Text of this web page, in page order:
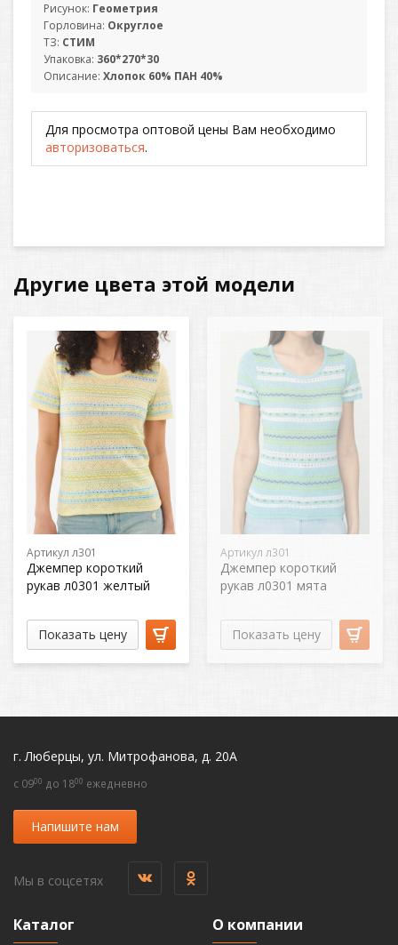
Рисунок: Геометрия
Горловина: Округлое
ТЗ: СТИМ
Упаковка: 360*270*30
Описание: Хлопок 60% ПАН 40%
Для просмотра оптовой цены Вам необходимо
авторизоваться.
Другие цвета этой модели
Артикул л301
Джемпер короткий
рукав л0301 желтый
Показать цену
Артикул л301
Джемпер короткий
рукав л0301 мята
Показать цену
г. Люберцы, ул. Митрофанова, д. 20А
c 0900 до 1800 ежедневно
Напишите нам
Мы в соцсетях
Каталог О компании